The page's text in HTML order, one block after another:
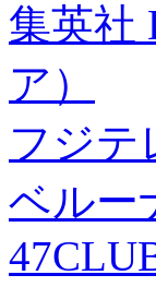
集英社
ア）
フジテ
ベルー